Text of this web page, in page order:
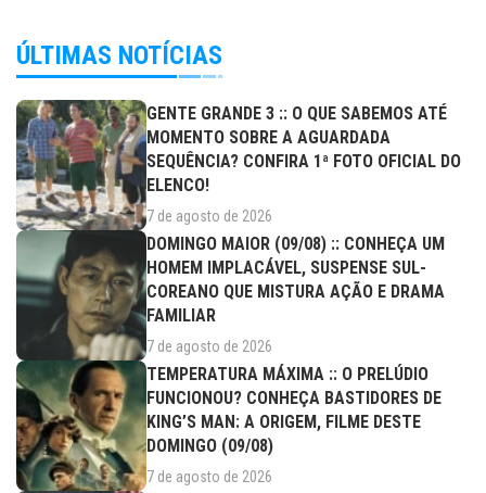
ÚLTIMAS NOTÍCIAS
GENTE GRANDE 3 :: O QUE SABEMOS ATÉ
MOMENTO SOBRE A AGUARDADA
SEQUÊNCIA? CONFIRA 1ª FOTO OFICIAL DO
ELENCO!
7 de agosto de 2026
DOMINGO MAIOR (09/08) :: CONHEÇA UM
HOMEM IMPLACÁVEL, SUSPENSE SUL-
COREANO QUE MISTURA AÇÃO E DRAMA
FAMILIAR
7 de agosto de 2026
TEMPERATURA MÁXIMA :: O PRELÚDIO
FUNCIONOU? CONHEÇA BASTIDORES DE
KING’S MAN: A ORIGEM, FILME DESTE
DOMINGO (09/08)
7 de agosto de 2026